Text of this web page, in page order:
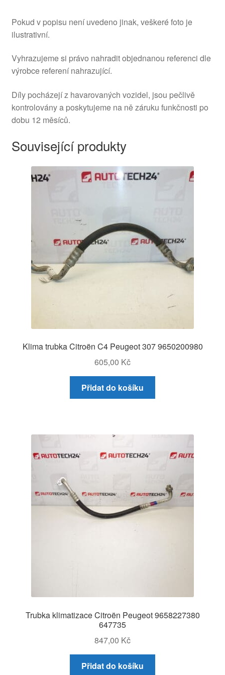
Pokud v popisu není uvedeno jinak, veškeré foto je
ilustrativní.
Vyhrazujeme si právo nahradit objednanou referenci dle
výrobce referení nahrazující.
Díly pocházejí z havarovaných vozidel, jsou pečlivě
kontrolovány a poskytujeme na ně záruku funkčnosti po
dobu 12 měsíců.
Související produkty
Klima trubka Citroën C4 Peugeot 307 9650200980
605,00 Kč
Přidat do košíku
Trubka klimatizace Citroën Peugeot 9658227380
647735
847,00 Kč
Přidat do košíku